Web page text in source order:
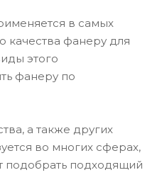
в самых
качества фанеру для
этого
фанеру по
а также других
во многих сферах,
подобрать подходящий